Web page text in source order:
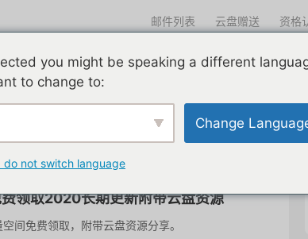
力
edu邮箱申请
邮件列表 云盘赠送 资格
领取2020长期更新附带云盘资源
间免费领取，附带云盘资源分享。
you might be speaking a different
to change to:
Change
do not switch language